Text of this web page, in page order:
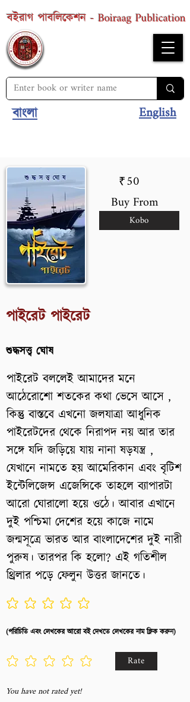
বইরাগ পাবলিকেশন - Boiraag Publication
বাংলা English
50
₹
Buy From
Kobo
পাইরেট পাইরেট
শুদ্ধসত্ত্ব ঘোষ
পাইরেট বললেই আমাদের মনে
আঠেরোশো শতকের কথা ভেসে আসে ,
কিন্তু বাস্তবে এখনো জলযাত্রা আধুনিক
পাইরেটদের থেকে নিরাপদ নয় আর তার
সঙ্গে যদি জড়িয়ে যায় নানা ষড়যন্ত্র ,
যেখানে নামতে হয় আমেরিকান এবং বৃটিশ
ইন্টেলিজেন্স এজেন্সিকে তাহলে ব্যাপারটা
আরো ঘোরালো হয়ে ওঠে। আবার এখানে
দুই পশ্চিমা দেশের হয়ে কাজে নামে
জন্মসূত্রে ভারত আর বাংলাদেশের দুই নারী
পুরুষ। তারপর কি হলো? এই গতিশীল
থ্রিলার পড়ে ফেলুন উত্তর জানতে।
No ratings yet
(পরিচিতি এবং লেখকের আরো বই দেখতে লেখকের নাম ক্লিক করুন)
Rate
You have not rated yet!